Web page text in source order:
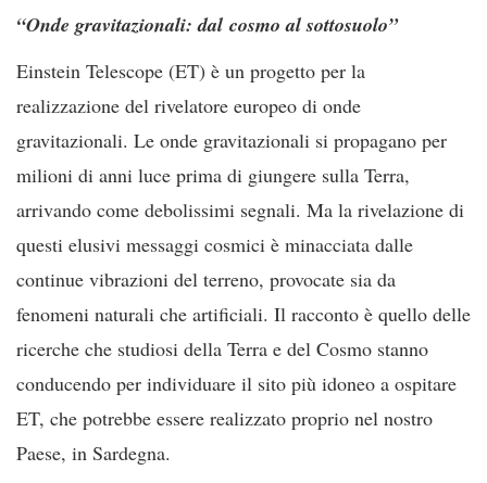
“Onde gravitazionali: dal cosmo al sottosuolo”
Einstein Telescope (ET) è un progetto per la
realizzazione del rivelatore europeo di onde
gravitazionali. Le onde gravitazionali si propagano per
milioni di anni luce prima di giungere sulla Terra,
arrivando come debolissimi segnali. Ma la rivelazione di
questi elusivi messaggi cosmici è minacciata dalle
continue vibrazioni del terreno, provocate sia da
fenomeni naturali che artificiali. Il racconto è quello delle
ricerche che studiosi della Terra e del Cosmo stanno
conducendo per individuare il sito più idoneo a ospitare
ET, che potrebbe essere realizzato proprio nel nostro
Paese, in Sardegna.